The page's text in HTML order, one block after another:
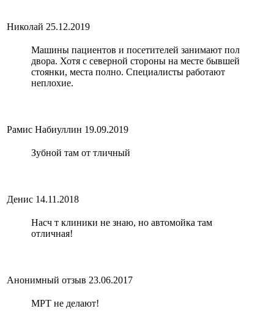
Николай 25.12.2019
Машины пациентов и посетителей занимают пол
двора. Хотя с северной стороны на месте бывшей
стоянки, места полно. Специалисты работают
неплохие.
Рамис Набиуллин 19.09.2019
Зубной там от тличный
Денис 14.11.2018
Насч т клиники не знаю, но автомойка там
отличная!
Анонимный отзыв 23.06.2017
МРТ не делают!